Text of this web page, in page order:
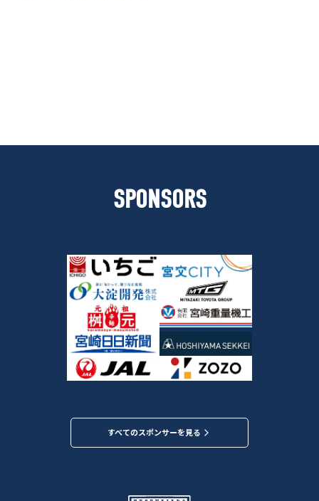
SPONSORS
すべてのスポンサーを見る